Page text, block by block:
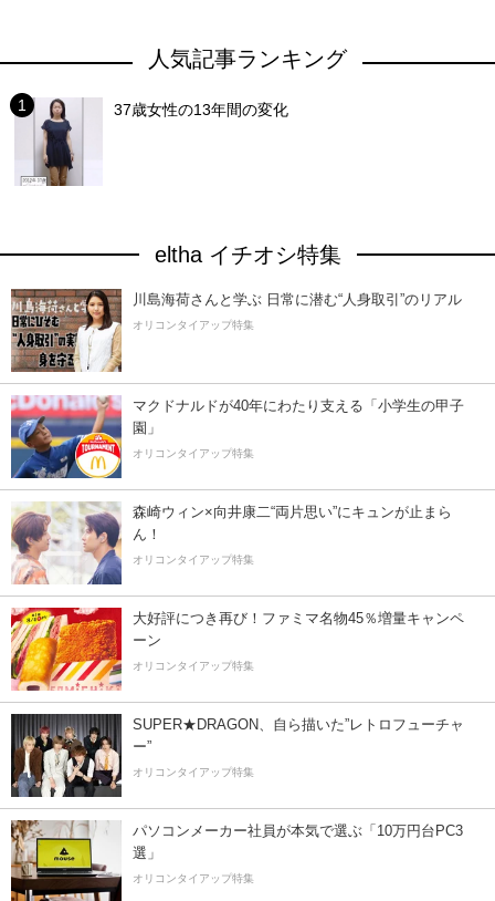
人気記事ランキング
37歳女性の13年間の変化
eltha イチオシ特集
川島海荷さんと学ぶ 日常に潜む“人身取引”のリアル
オリコンタイアップ特集
マクドナルドが40年にわたり支える「小学生の甲子
園」
オリコンタイアップ特集
森崎ウィン×向井康二“両片思い”にキュンが止まら
ん！
オリコンタイアップ特集
大好評につき再び！ファミマ名物45％増量キャンペ
ーン
オリコンタイアップ特集
SUPER★DRAGON、自ら描いた”レトロフューチャ
ー”
オリコンタイアップ特集
パソコンメーカー社員が本気で選ぶ「10万円台PC3
選」
オリコンタイアップ特集